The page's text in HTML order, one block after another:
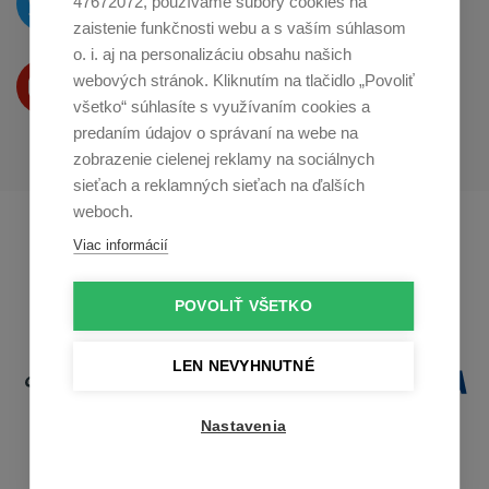
zaistenie funkčnosti webu a s vaším súhlasom
o. i. aj na personalizáciu obsahu našich
webových stránok. Kliknutím na tlačidlo „Povoliť
všetko“ súhlasíte s využívaním cookies a
predaním údajov o správaní na webe na
zobrazenie cielenej reklamy na sociálnych
sieťach a reklamných sieťach na ďalších
weboch.
Viac informácií
POVOLIŤ VŠETKO
LEN NEVYHNUTNÉ
Nastavenia
naTwitteri
Produkty Vám predstavujeme
na Youtube
Profikuchař.cz